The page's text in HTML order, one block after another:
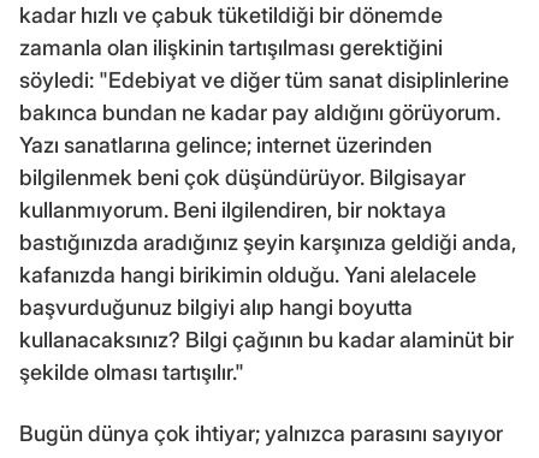
kadar hızlı ve çabuk tüketildiği bir dönemde
zamanla olan ilişkinin tartışılması gerektiğini
söyledi: "Edebiyat ve diğer tüm sanat disiplinlerine
bakınca bundan ne kadar pay aldığını görüyorum.
Yazı sanatlarına gelince; internet üzerinden
bilgilenmek beni çok düşündürüyor. Bilgisayar
kullanmıyorum. Beni ilgilendiren, bir noktaya
bastığınızda aradığınız şeyin karşınıza geldiği anda,
kafanızda hangi birikimin olduğu. Yani alelacele
başvurduğunuz bilgiyi alıp hangi boyutta
kullanacaksınız? Bilgi çağının bu kadar alaminüt bir
şekilde olması tartışılır."
Bugün dünya çok ihtiyar; yalnızca parasını sayıyor